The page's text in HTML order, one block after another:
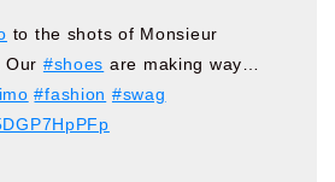
to the shots of Monsieur
Our #shoes are making way…
#fashion #swag